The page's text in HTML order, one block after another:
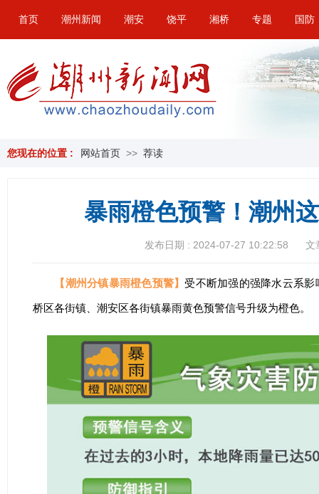
首页 潮州新闻 潮安 饶平 湘桥 专题 国防
您现在的位置 : 网站首页 >> 荐读
暴雨橙色预警！潮州
发布日期 : 2024-07-27 10:22:58 文
【潮州分镇暴雨橙色预警】 受不断加强的强降水云系影
桥区各街镇、潮安区各街镇暴雨黄色预警信号升级为橙色。